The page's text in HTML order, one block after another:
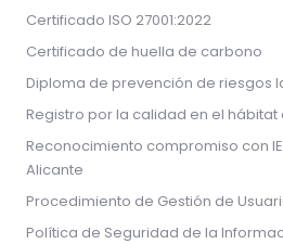
Certificado ISO 27001:2022
Certificado de huella de carbono
Diploma de prevención de riesgos
Registro por la calidad en el hábitat
Reconocimiento compromiso con
Alicante
Procedimiento de Gestión de
Política de Seguridad de la